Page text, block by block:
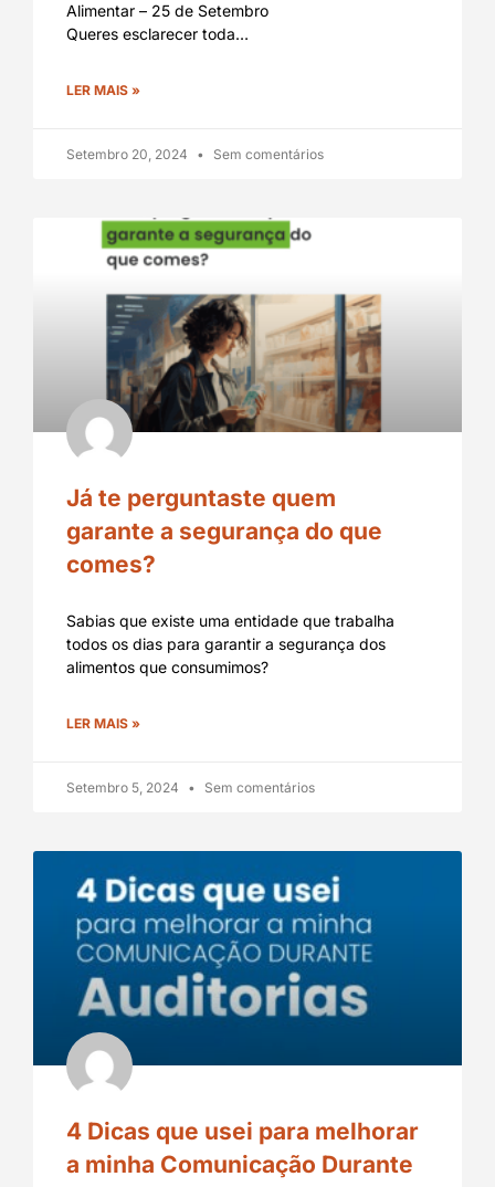
Alimentar – 25 de Setembro
Queres esclarecer toda…
LER MAIS »
Setembro 20, 2024 Sem comentários
Já te perguntaste quem
garante a segurança do que
comes?
Sabias que existe uma entidade que trabalha
todos os dias para garantir a segurança dos
alimentos que consumimos?
LER MAIS »
Setembro 5, 2024 Sem comentários
4 Dicas que usei para melhorar
a minha Comunicação Durante